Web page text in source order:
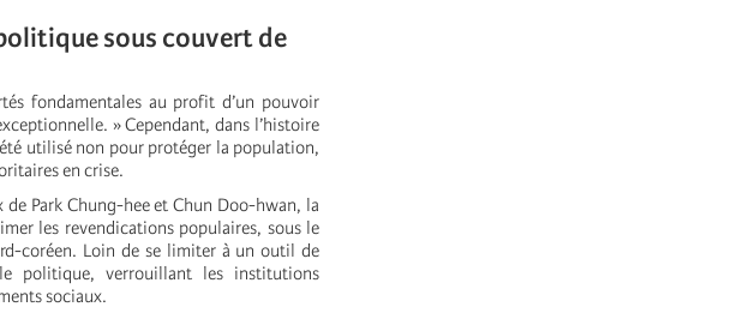
sous couvert de
fondamentales au profit d’un pouvoir
» Cependant, dans l’histoire
utilisé non pour protéger la population,
en crise.
Park Chung-hee et Chun Doo-hwan, la
les revendications populaires, sous le
coréen. Loin de se limiter à un outil de
politique, verrouillant les institutions
sociaux.